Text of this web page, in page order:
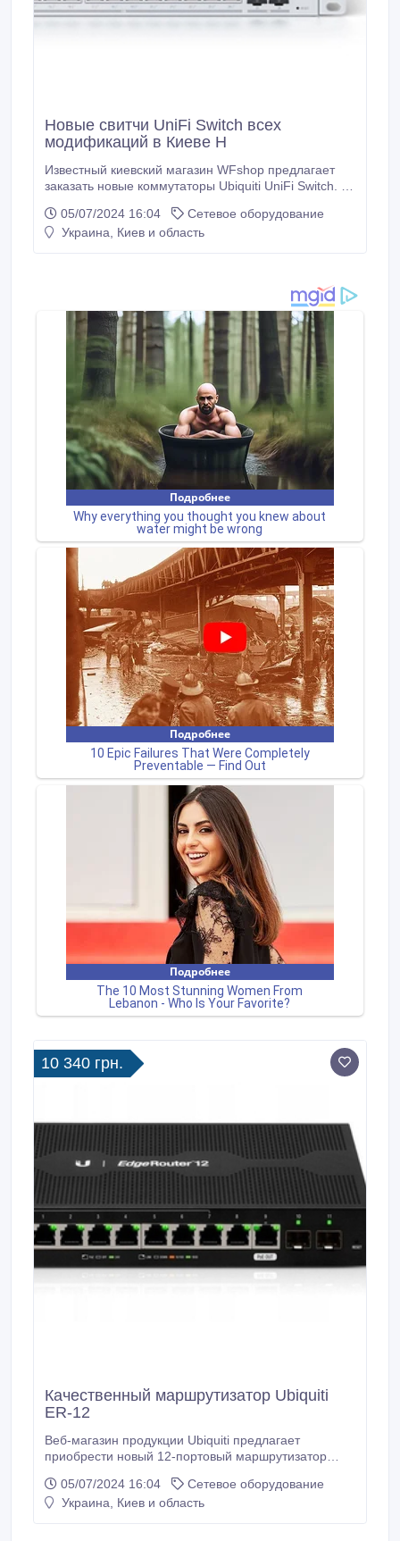
Новые свитчи UniFi Switch всех
модификаций в Киеве Н
Известный киевский магазин WFshop предлагает
заказать новые коммутаторы Ubiquiti UniFi Switch. В
Switch Aggregation, Lite, Flex Mini, Enterprise, Flex.
Доставляем свитчи UniFi Switch по Киеву..
05/07/2024 16:04
Сетевое оборудование
Украина, Киев и область
10 340 грн.
Качественный маршрутизатор Ubiquiti
ER-12
Веб-магазин продукции Ubiquiti предлагает
приобрести новый 12-портовый маршрутизатор
маршрутизатора ER-12: максимальное
энергопотребление 20 Вт (без раздачи PoE), 4-
05/07/2024 16:04
Сетевое оборудование
Украина, Киев и область